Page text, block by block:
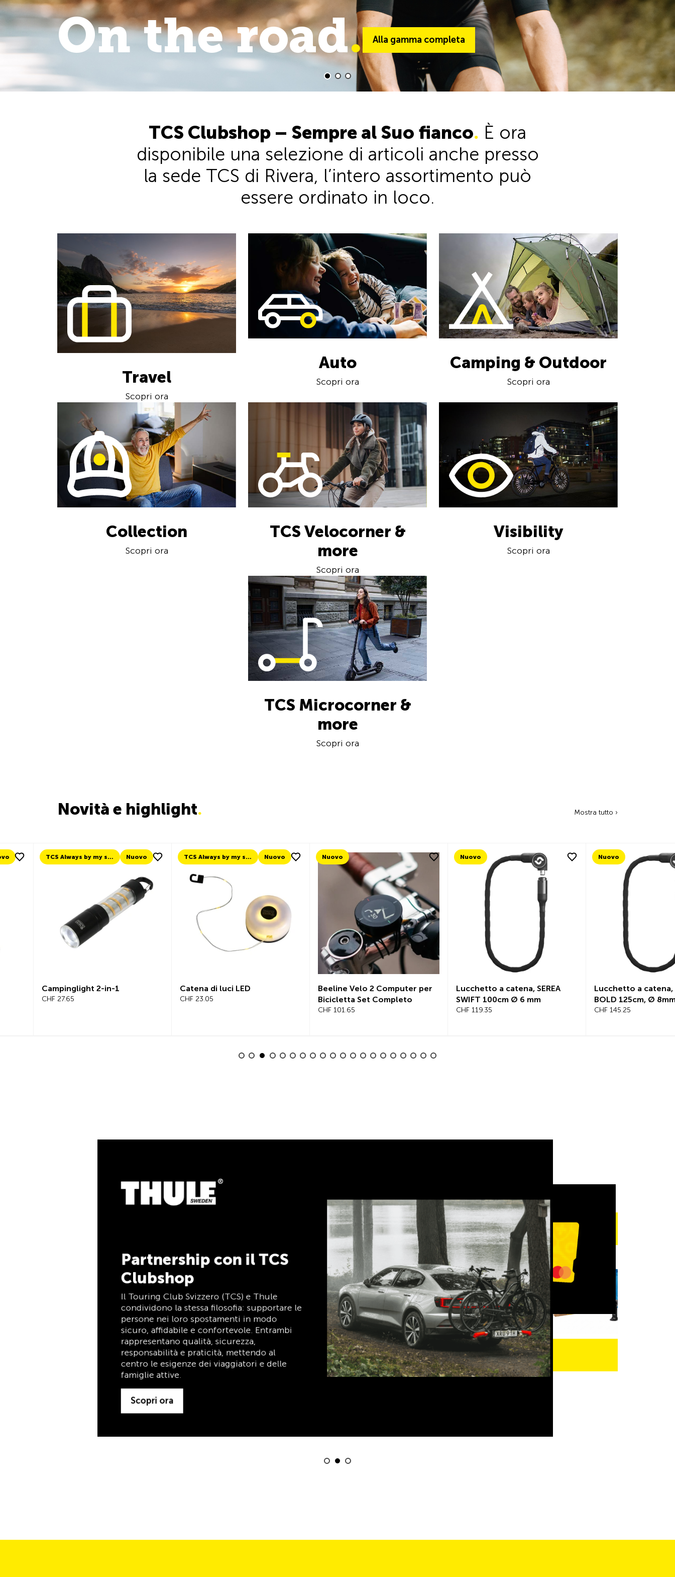
On the road. Alla gamma completa
On the trail. Alla gamma completa
walk. Alla gamma completa
TCS Clubshop – Sempre al Suo fianco. È ora
disponibile una selezione di articoli anche presso
la sede TCS di Rivera, l’intero assortimento può
essere ordinato in loco.
Travel
Scopri ora
Auto
Scopri ora
Camping & Outdoor
Scopri ora
Collection
Scopri ora
TCS Velocorner &
more
Scopri ora
Visibility
Scopri ora
TCS Microcorner &
more
Scopri ora
Novità e highlight. Mostra tutto ›
Nuovo TCS Always by my side Nuovo
Catena di luci LED
CHF 23.05
Nuovo
Beeline Velo 2 Computer per
Bicicletta Set Completo
Nuovo
Lucchetto a catena, SEREA
SWIFT 100cm Ø 6 mm
CHF 119.35
Nuovo
Lucchetto a catena, SEREA
BOLD 125cm, Ø 8mm
CHF 145.25
Scalino
CHF 79.45
Partnership con il TCS
Clubshop
Il Touring Club Svizzero (TCS) e Thule
condividono la stessa filosofia: supportare le
persone nei loro spostamenti in modo
sicuro, affidabile e confortevole. Entrambi
rappresentano qualità, sicurezza,
responsabilità e praticità, mettendo al
centro le esigenze dei viaggiatori e delle
Pagate i vostri acquisti su clubshop.ch con
la TCS Member Mastercard®, gratuita per i
tempo indeterminato per i soci TCS.
Scopri ora
TCS sempre al mio
fianco
Il TCS è l’esperto in materia di mobilità,
campeggio, viaggi e sicurezza. Anche i
prodotti TCS riflettono il motto «TCS
sempre al mio fianco» e rappresentano un
aiuto affidabile e pratico durante ogni
spostamento. Tali prodotti sono facilmente
riconoscibili nel negozio grazie all’etichetta
«Always by my side».
Scopri ora